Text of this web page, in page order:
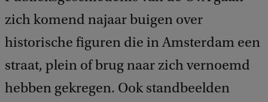
zich komend najaar buigen over
historische figuren die in Amsterdam een
straat, plein of brug naar zich vernoemd
hebben gekregen. Ook standbeelden